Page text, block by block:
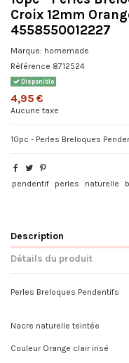
Croix 12mm
4558550012227
Marque: homemade
Référence 8712524
Disponible
4,95 €
Aucune taxe
10pc - Perles Breloques
pendentif perles naturelle
Description
Détails du produit
Perles Breloques Pendentifs
Nacre naturelle teintée
Couleur Orange clair irisé